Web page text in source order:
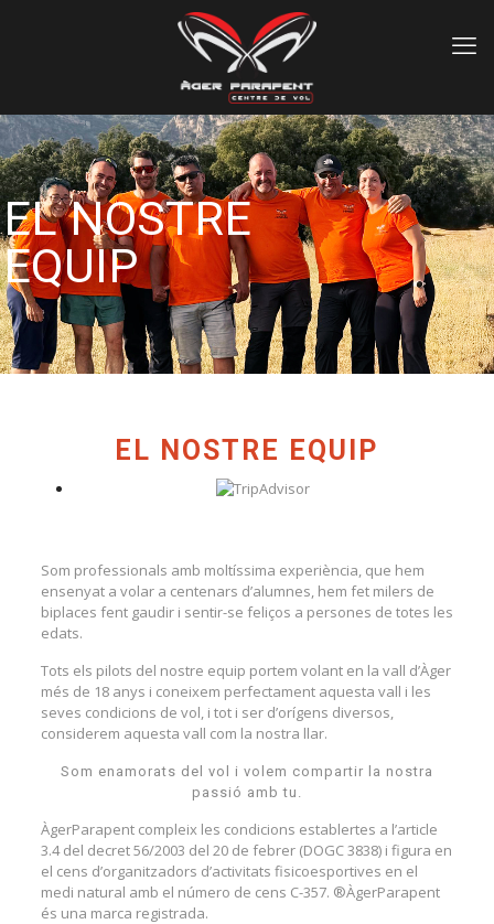
EL NOSTRE
EQUIP
EL NOSTRE EQUIP
Som professionals amb moltíssima experiència, que hem
ensenyat a volar a centenars d’alumnes, hem fet milers de
biplaces fent gaudir i sentir-se feliços a persones de totes les
edats.
Tots els pilots del nostre equip portem volant en la vall d’Àger
més de 18 anys i coneixem perfectament aquesta vall i les
seves condicions de vol, i tot i ser d’orígens diversos,
considerem aquesta vall com la nostra llar.
Som enamorats del vol i volem compartir la nostra
passió amb tu.
ÀgerParapent compleix les condicions establertes a l’article
3.4 del decret 56/2003 del 20 de febrer (DOGC 3838) i figura en
el cens d’organitzadors d’activitats fisicoesportives en el
medi natural amb el número de cens C-357. ®ÀgerParapent
és una marca registrada.